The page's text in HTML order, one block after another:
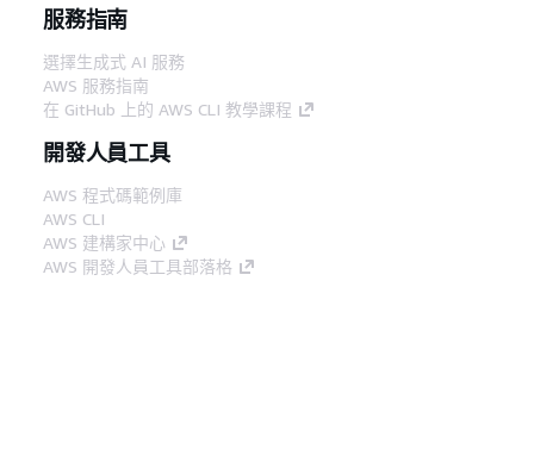
服務指南
選擇生成式 AI 服務
AWS 服務指南
在 GitHub 上的 AWS CLI 教學課程
開發人員工具
AWS 程式碼範例庫
AWS CLI
AWS 建構家中心
AWS 開發人員工具部落格